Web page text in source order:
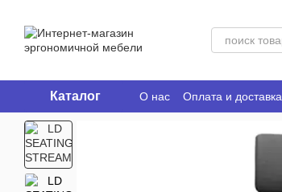
Каталог О нас Оплата и доставка
Ergo Place Club